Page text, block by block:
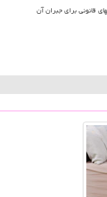
قانونی برای جبران آن